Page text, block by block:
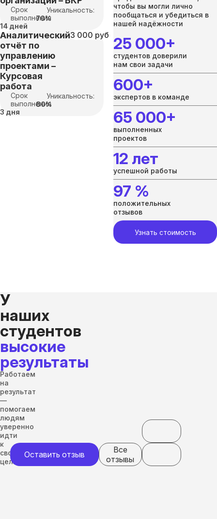
Срок
выполнения
14 дней
Уникальность:
70%
Аналитический
отчёт по
управлению
проектами –
Курсовая
работа
3 000 руб
Срок
выполнения
3 дня
Уникальность:
80%
чтобы вы могли лично
пообщаться и убедиться в
нашей надёжности
25 000+
студентов доверили
нам свои задачи
600+
экспертов в команде
65 000+
выполненных
проектов
12 лет
успешной работы
97 %
положительных
отзывов
Узнать стоимость
У
наших
студентов
высокие
результаты
Работаем
на
результат
—
помогаем
людям
уверенно
идти
к
своим
целям
Оставить отзыв
Все
отзывы